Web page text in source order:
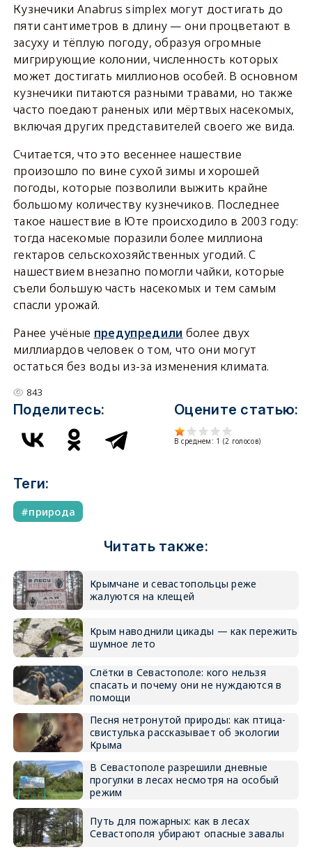
Кузнечики Anabrus simplex могут достигать до
пяти сантиметров в длину — они процветают в
засуху и тёплую погоду, образуя огромные
мигрирующие колонии, численность которых
может достигать миллионов особей. В основном
кузнечики питаются разными травами, но также
часто поедают раненых или мёртвых насекомых,
включая других представителей своего же вида.
Считается, что это весеннее нашествие
произошло по вине сухой зимы и хорошей
погоды, которые позволили выжить крайне
большому количеству кузнечиков. Последнее
такое нашествие в Юте происходило в 2003 году:
тогда насекомые поразили более миллиона
гектаров сельскохозяйственных угодий. С
нашествием внезапно помогли чайки, которые
съели большую часть насекомых и тем самым
спасли урожай.
Ранее учёные предупредили более двух
миллиардов человек о том, что они могут
остаться без воды из-за изменения климата.
843
Поделитесь: Оцените статью:
В среднем: 1 (2 голосов)
Теги:
природа
Читать также:
Крымчане и севастопольцы реже
жалуются на клещей
Крым наводнили цикады — как пережить
шумное лето
Слётки в Севастополе: кого нельзя
спасать и почему они не нуждаются в
помощи
Песня нетронутой природы: как птица-
свистулька рассказывает об экологии
Крыма
В Севастополе разрешили дневные
прогулки в лесах несмотря на особый
режим
Путь для пожарных: как в лесах
Севастополя убирают опасные завалы